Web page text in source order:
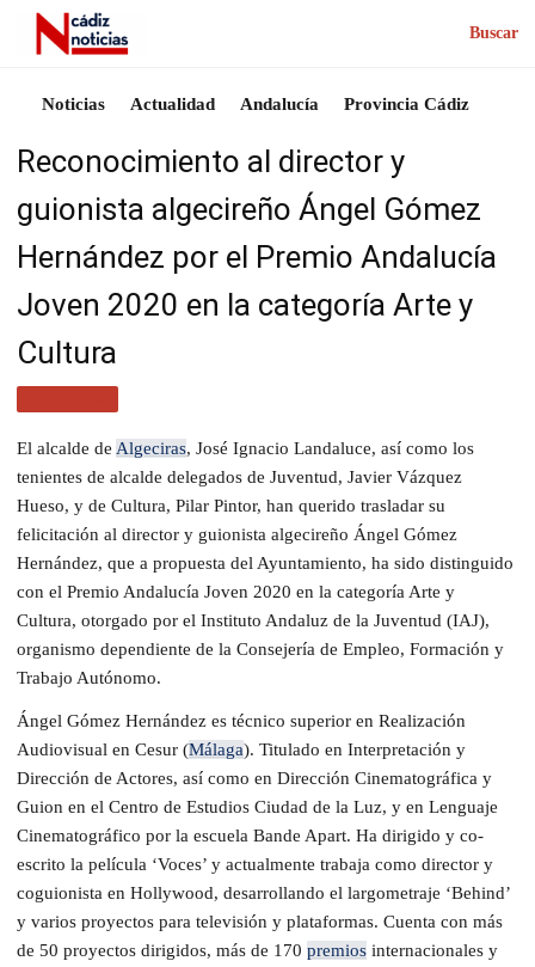
Buscar
Noticias Actualidad Andalucía Provincia Cádiz
Reconocimiento al director y
guionista algecireño Ángel Gómez
Hernández por el Premio Andalucía
Joven 2020 en la categoría Arte y
Cultura
El alcalde de Algeciras, José Ignacio Landaluce, así como los
tenientes de alcalde delegados de Juventud, Javier Vázquez
Hueso, y de Cultura, Pilar Pintor, han querido trasladar su
felicitación al director y guionista algecireño Ángel Gómez
Hernández, que a propuesta del Ayuntamiento, ha sido distinguido
con el Premio Andalucía Joven 2020 en la categoría Arte y
Cultura, otorgado por el Instituto Andaluz de la Juventud (IAJ),
organismo dependiente de la Consejería de Empleo, Formación y
Trabajo Autónomo.
Ángel Gómez Hernández es técnico superior en Realización
Audiovisual en Cesur (Málaga). Titulado en Interpretación y
Dirección de Actores, así como en Dirección Cinematográfica y
Guion en el Centro de Estudios Ciudad de la Luz, y en Lenguaje
Cinematográfico por la escuela Bande Apart. Ha dirigido y co-
escrito la película ‘Voces’ y actualmente trabaja como director y
coguionista en Hollywood, desarrollando el largometraje ‘Behind’
y varios proyectos para televisión y plataformas. Cuenta con más
de 50 proyectos dirigidos, más de 170 premios internacionales y